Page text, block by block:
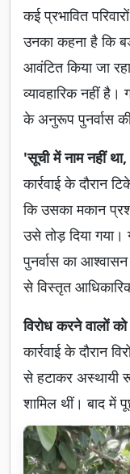
कई प्रभावित
उनका कहना है कि
आवंटित किया जा
व्यावहारिक नहीं
के अनुरूप पुनर्वास
'सूची में नाम नहीं था,
कार्रवाई के दौरान
कि उसका मकान
उसे तोड़ दिया
पुनर्वास का
से विस्तृत
विरोध करने वालों
कार्रवाई के दौरान
से हटाकर अस्थायी
शामिल थीं। बाद में